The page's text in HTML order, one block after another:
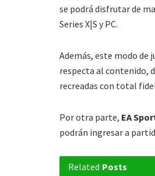
se podrá disfrutar de
Series X|S y PC.
Además, este modo de
respecta al contenido,
recreadas con total
Por otra parte, EA
podrán ingresar a
Related Posts